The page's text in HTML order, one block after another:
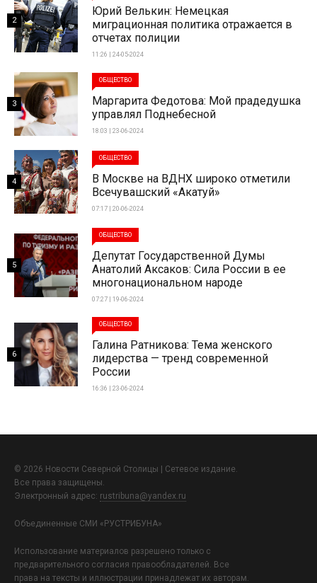
Юрий Велькин: Немецкая
миграционная политика отражается в
отчетах полиции
11:26 | 24-05-2024
2
ОБЩЕСТВО
Маргарита Федотова: Мой прадедушка
управлял Поднебесной
18:03 | 23-06-2024
3
ОБЩЕСТВО
В Москве на ВДНХ широко отметили
Всечувашский «Акатуй»
07:17 | 20-06-2024
4
ОБЩЕСТВО
Депутат Государственной Думы
Анатолий Аксаков: Сила России в ее
многонациональном народе
07:27 | 19-06-2024
5
ОБЩЕСТВО
Галина Ратникова: Тема женского
лидерства — тренд современной
России
16:36 | 23-06-2024
6
© 2026 Новости Северной Столицы | Сетевое издание.
Все права защищены.
Электронный адрес: rustribuna@yandex.ru
Объединенные СМИ «РУСТРИБУНА»
Использование материалов разрешено только с
предварительного согласия правообладателей. Все
права на тексты и иллюстрации принадлежат их авторам.